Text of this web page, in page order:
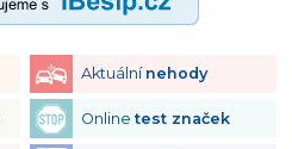
Aktuální nehody
Onlinetest značek